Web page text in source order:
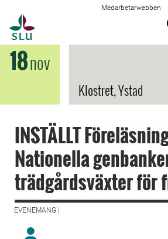
Medarbetarwebben
18nov
Klostret, Ystad
INSTÄLLT
Nationella
trädgårdsväxter för
EVENEMANG |